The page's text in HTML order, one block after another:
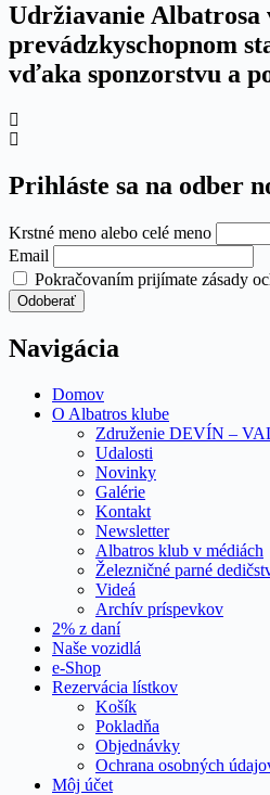
Udržiavanie Albatrosa
prevádzkyschopnom
vďaka sponzorstvu a
Prihláste sa na odber
Krstné meno alebo celé meno
Email
Pokračovaním prijímate zásady
Navigácia
Domov
O Albatros klube
Združenie DEVÍN –
Udalosti
Novinky
Galérie
Kontakt
Newsletter
Albatros klub v médiách
Železničné parné
Videá
Archív príspevkov
2% z daní
Naše vozidlá
e-Shop
Rezervácia lístkov
Košík
Pokladňa
Objednávky
Ochrana osobných
Môj účet